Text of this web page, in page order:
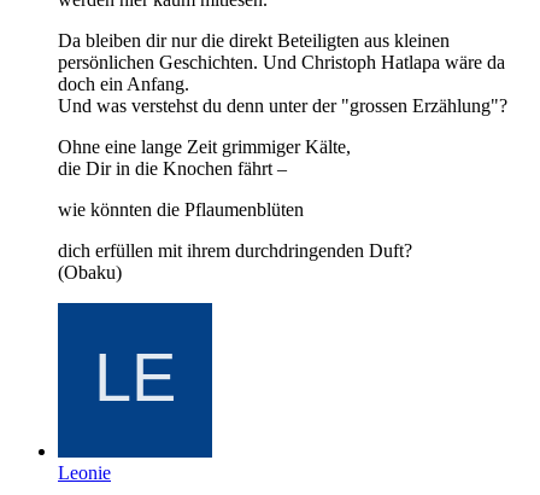
Da bleiben dir nur die direkt Beteiligten aus kleinen
persönlichen Geschichten. Und Christoph Hatlapa wäre da
doch ein Anfang.
Und was verstehst du denn unter der "grossen Erzählung"?
Ohne eine lange Zeit grimmiger Kälte,
die Dir in die Knochen fährt –
wie könnten die Pflaumenblüten
dich erfüllen mit ihrem durchdringenden Duft?
(Obaku)
Leonie